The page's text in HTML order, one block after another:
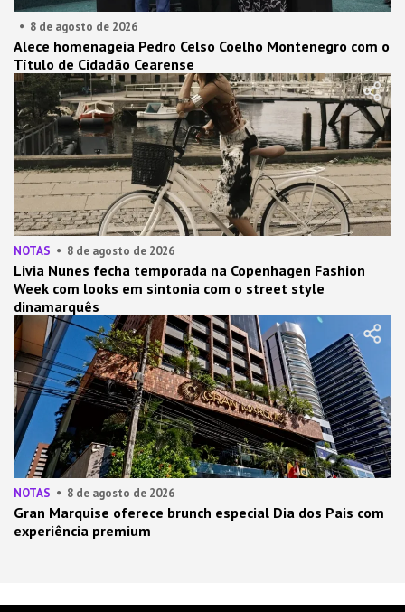
8 de agosto de 2026
Alece homenageia Pedro Celso Coelho Montenegro com o
Título de Cidadão Cearense
NOTAS 8 de agosto de 2026
Livia Nunes fecha temporada na Copenhagen Fashion
Week com looks em sintonia com o street style
dinamarquês
NOTAS 8 de agosto de 2026
Gran Marquise oferece brunch especial Dia dos Pais com
experiência premium